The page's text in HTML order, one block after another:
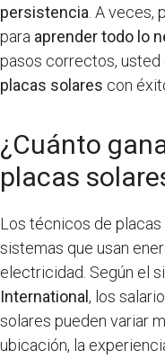
persistencia . A veces,
para aprender todo lo
pasos correctos, usted
placas solares con
¿Cuánto
placas
Los técnicos de
sistemas que usan
electricidad. Según el
International , los
solares pueden variar
ubicación, la